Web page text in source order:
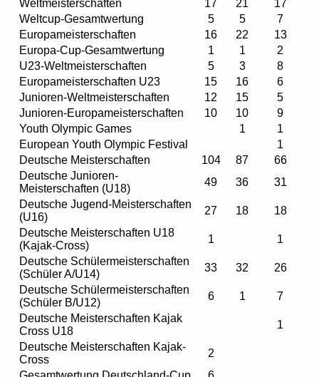
Weltmeisterschaften
17 21
17
Weltcup-Gesamtwertung
5 5
7
Europameisterschaften
16 22
13
Europa-Cup-Gesamtwertung
1 1
2
U23-Weltmeisterschaften
5 3
8
Europameisterschaften U23
15 16
6
Junioren-Weltmeisterschaften
12 15
5
Junioren-Europameisterschaften
10 10
9
Youth Olympic Games
1
1
European Youth Olympic Festival
1
Deutsche Meisterschaften
104 87
66
Deutsche Junioren-
Meisterschaften (U18)
49 36
31
Deutsche Jugend-Meisterschaften
(U16)
27 18
18
Deutsche Meisterschaften U18
(Kajak-Cross)
1
1
Deutsche Schülermeisterschaften
(Schüler A/U14)
33 32
26
Deutsche Schülermeisterschaften
(Schüler B/U12)
6 1
7
Deutsche Meisterschaften Kajak
Cross U18
1
Deutsche Meisterschaften Kajak-
Cross
2